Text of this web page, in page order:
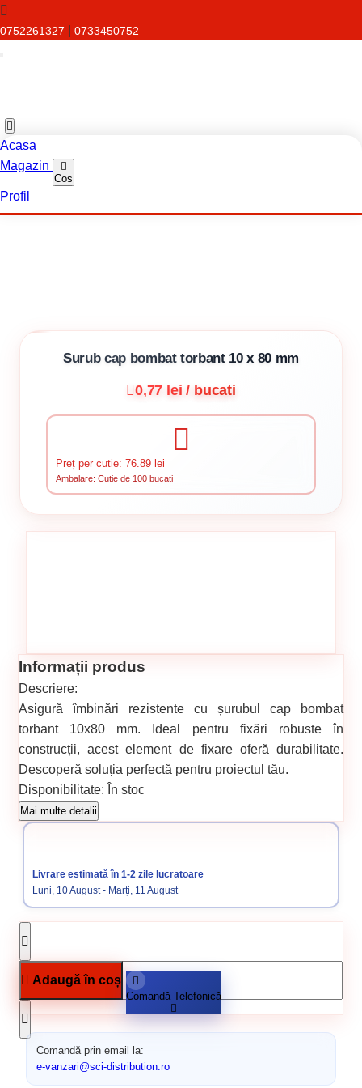
0752261327 0733450752
Acasa
Magazin
Cos
Profil
Surub cap bombat torbant 10 x 80 mm
0,77 lei / bucati
Preț per cutie: 76.89 lei
Ambalare: Cutie de 100 bucati
Informații produs
Descriere:
Asigură îmbinări rezistente cu șurubul cap bombat
torbant 10x80 mm. Ideal pentru fixări robuste în
construcții, acest element de fixare oferă durabilitate.
Descoperă soluția perfectă pentru proiectul tău.
Disponibilitate: În stoc
Cod produs: 806
Categorii:
Mai multe detalii
Livrare estimată în 1-2 zile lucratoare
Luni, 10 August - Marți, 11 August
Adaugă în coș
Comandă Telefonică
Comandă prin email la:
e-vanzari@sci-distribution.ro